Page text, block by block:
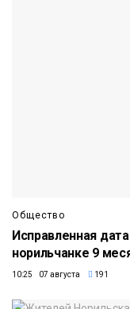
Общество
Исправленная
норильчанке 9
10:25 07 августа 191